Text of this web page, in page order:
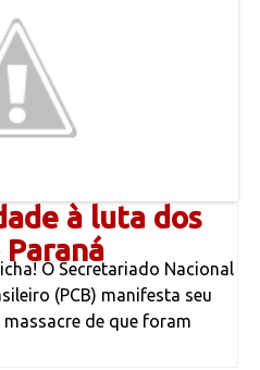
à luta dos
O Secretariado Nacional
(PCB) manifesta seu
de que foram